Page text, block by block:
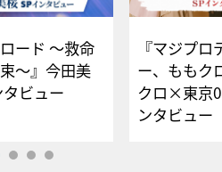
ロード ～救命
～』今田美
タビュー
『マジプロ
ー、ももク
クロ×東京
ンタビュー